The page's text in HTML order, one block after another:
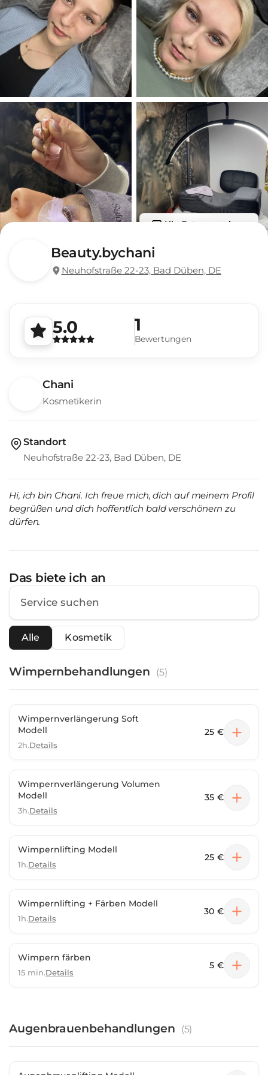
Alle Fotos anzeigen
Beauty.bychani
Neuhofstraße 22-23, Bad Düben, DE
5.0 1
Bewertungen
Chani
Kosmetikerin
Standort
Neuhofstraße 22-23, Bad Düben, DE
Hi, ich bin Chani. Ich freue mich, dich auf meinem Profil
begrüßen und dich hoffentlich bald verschönern zu
dürfen.
Das biete ich an
Alle Kosmetik
Wimpernbehandlungen (5)
Wimpernverlängerung Soft
Modell
2h.Details
25 €
Wimpernverlängerung Volumen
Modell
3h.Details
35 €
Wimpernlifting Modell
1h.Details
25 €
Wimpernlifting + Färben Modell
1h.Details
30 €
Wimpern färben
15 min.Details
5 €
Augenbrauenbehandlungen (5)